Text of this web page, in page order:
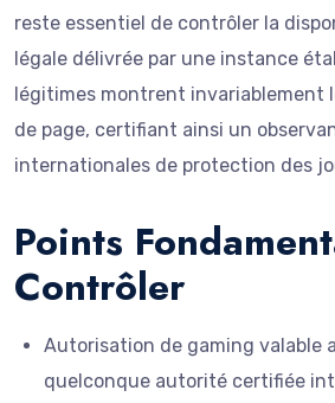
reste essentiel de contrôler la
légale délivrée par une instance
légitimes montrent invariablement
de page, certifiant ainsi un
internationales de protection des
Points
Contrôler
Autorisation de gaming valable
quelconque autorité certifiée